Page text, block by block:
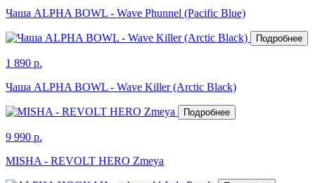
Чаша ALPHA BOWL - Wave Phunnel (Pacific Blue)
Подробнее
1 890 р.
Чаша ALPHA BOWL - Wave Killer (Arctic Black)
Подробнее
9 990 р.
MISHA - REVOLT HERO Zmeya